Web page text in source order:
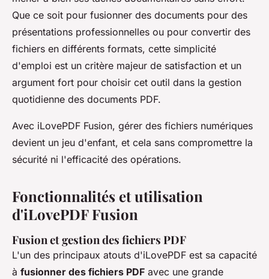
Que ce soit pour fusionner des documents pour des
présentations professionnelles ou pour convertir des
fichiers en différents formats, cette simplicité
d'emploi est un critère majeur de satisfaction et un
argument fort pour choisir cet outil dans la gestion
quotidienne des documents PDF.
Avec iLovePDF Fusion, gérer des fichiers numériques
devient un jeu d'enfant, et cela sans compromettre la
sécurité ni l'efficacité des opérations.
Fonctionnalités et utilisation
d'iLovePDF Fusion
Fusion et gestion des fichiers PDF
L'un des principaux atouts d'iLovePDF est sa capacité
à fusionner des fichiers PDF avec une grande